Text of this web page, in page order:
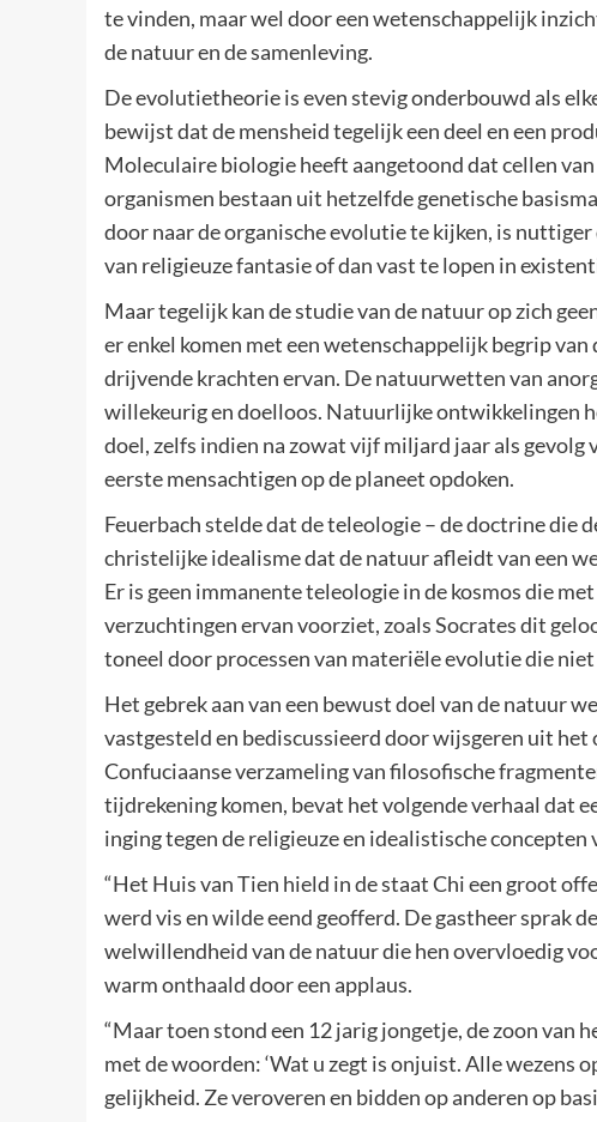
te vinden, maar wel door een wetenschappelijk
de natuur en de samenleving.
De evolutietheorie is even stevig onderbouwd als
bewijst dat de mensheid tegelijk een deel en een
Moleculaire biologie heeft aangetoond dat cellen
organismen bestaan uit hetzelfde genetische
door naar de organische evolutie te kijken, is
van religieuze fantasie of dan vast te lopen in
Maar tegelijk kan de studie van de natuur op zich
er enkel komen met een wetenschappelijk begrip
drijvende krachten ervan. De natuurwetten van
willekeurig en doelloos. Natuurlijke ontwikkelingen
doel, zelfs indien na zowat vijf miljard jaar als gevolg
eerste mensachtigen op de planeet opdoken.
Feuerbach stelde dat de teleologie – de doctrine
christelijke idealisme dat de natuur afleidt van een
Er is geen immanente teleologie in de kosmos die
verzuchtingen ervan voorziet, zoals Socrates dit
toneel door processen van materiële evolutie die
Het gebrek aan van een bewust doel van de natuur
vastgesteld en bediscussieerd door wijsgeren uit het
Confuciaanse verzameling van filosofische
tijdrekening komen, bevat het volgende verhaal dat
inging tegen de religieuze en idealistische concepten
“Het Huis van Tien hield in de staat Chi een groot
werd vis en wilde eend geofferd. De gastheer sprak
welwillendheid van de natuur die hen overvloedig
warm onthaald door een applaus.
“Maar toen stond een 12 jarig jongetje, de zoon van
met de woorden: ‘Wat u zegt is onjuist. Alle wezens
gelijkheid. Ze veroveren en bidden op anderen op